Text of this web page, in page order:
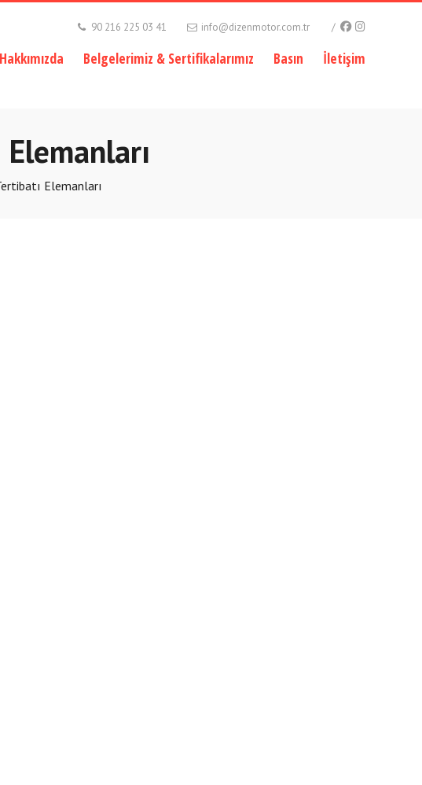
90 216 225 03 41 info@dizenmotor.com.tr
Hakkımızda Belgelerimiz & Sertifikalarımız Basın İletişim
Elemanları